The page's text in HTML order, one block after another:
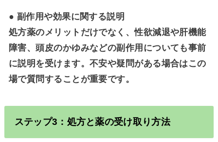
● 副作用や効果に関する説明
処方薬のメリットだけでなく、性欲減退や肝機能
障害、頭皮のかゆみなどの副作用についても事前
に説明を受けます。不安や疑問がある場合はこの
場で質問することが重要です。
ステップ3：処方と薬の受け取り方法